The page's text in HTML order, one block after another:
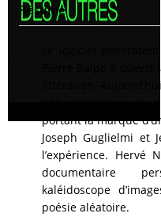
Résumé
Le logiciel
Pierre Balpe a
littéraires.
par ordinateur un
portant la marque
Joseph Guglielmi et
l’expérience.
documentaire
kaléidoscope
poésie aléatoire.